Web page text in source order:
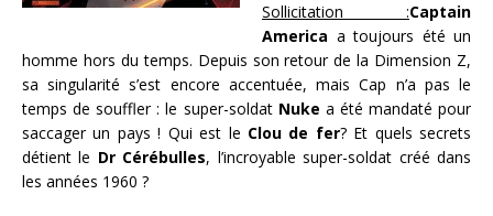
Sollicitation :Captain
America a toujours été un
homme hors du temps. Depuis son retour de la Dimension Z,
sa singularité s’est encore accentuée, mais Cap n’a pas le
temps de souffler : le super-soldat Nuke a été mandaté pour
saccager un pays ! Qui est le Clou de fer? Et quels secrets
détient le Dr Cérébulles, l’incroyable super-soldat créé dans
les années 1960 ?